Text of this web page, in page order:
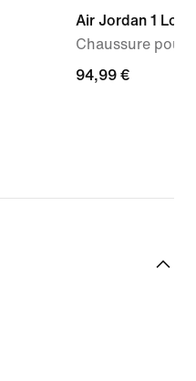
Air Jordan 1 Low
Chaussure pour
94,99 €
94,99 €